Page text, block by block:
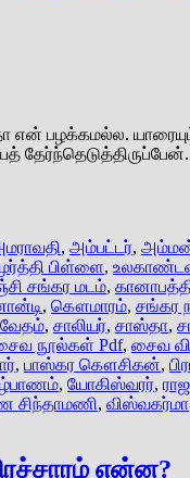
என் பழக்கமல்ல.
, அம்பட்டர்,
பிள்ளை,
சங்கர மடம்,
, கௌமாரம், சங்கர
, சாலியர், சாஸ்தா,
நூல்கள் Pdf, சைவ
, பாஸ்கர கௌசிகன்,
, யோகிஸ்வரர்,
சிந்தாமணி, விஸ்வகர்மா
என்ன?